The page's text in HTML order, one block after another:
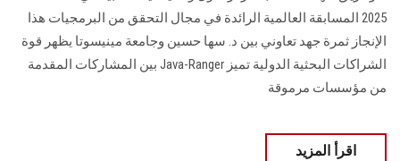
2025 المسابقة العالمية الرائدة في مجال التحقق من البرمجيات هذا
الإنجاز ثمرة جهد تعاوني بين د. سها حسين وجامعة مينيسوتا يظهر قوة
الشراكات البحثية الدولية تميز Java-Ranger بين المشاركات المقدمة
من مؤسسات مرموقة
اقرأ المزيد